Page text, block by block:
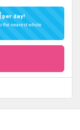
per day!
the nearest whole